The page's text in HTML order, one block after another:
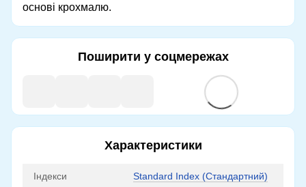
основі крохмалю.
Поширити у соцмережах
Характеристики
Індекси Standard Index (Стандартний)